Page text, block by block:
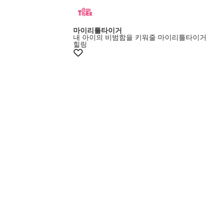
멤버스20%쿠폰
마이리틀타이거
내 아이의 비범함을 키워줄 마이리틀타이거
힐링